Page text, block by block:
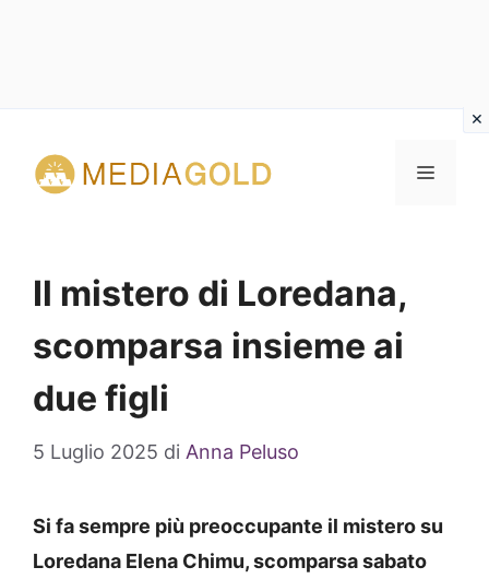
contenuto
MENU
Il mistero di Loredana,
scomparsa insieme ai
due figli
5 Luglio 2025 di Anna Peluso
Si fa sempre più preoccupante il mistero su
Loredana Elena Chimu, scomparsa sabato